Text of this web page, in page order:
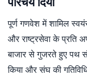
पूर्ण गणवेश में शामिल
और राष्ट्रसेवा के प्रति
बाजार से गुजरते हुए पथ
किया और संघ की